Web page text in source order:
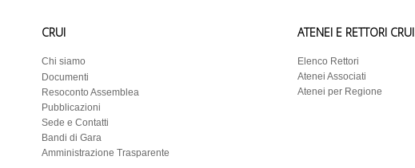
CRUI
Chi siamo
Documenti
Resoconto Assemblea
Pubblicazioni
Sede e Contatti
Bandi di Gara
Amministrazione Trasparente
ATENEI E RETTORI CRUI
Elenco Rettori
Atenei Associati
Atenei per Regione